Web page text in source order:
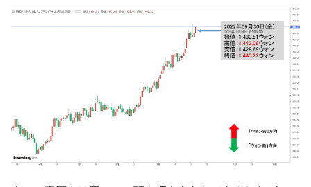
中国だけが鉄鋼輸出を異常増加させる ⇒ 中
韓国製造業「半導体絶好調」のウラで他業
種は全般的「不調」⇒ PSIが示す現況は決して良くない。
【米韓激突案件】韓国消費者院が『クーパ
ン』1人当たり賠償10万ウォンを認定 ⇒ 総額3兆7,000億
『Money1』 韓国で猛暑。南東部では干ばつ
『Money1』
韓国型イージス搭載の次世代駆逐艦